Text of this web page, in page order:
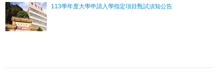
113學年度大學申請入學指定項目甄試須知公告